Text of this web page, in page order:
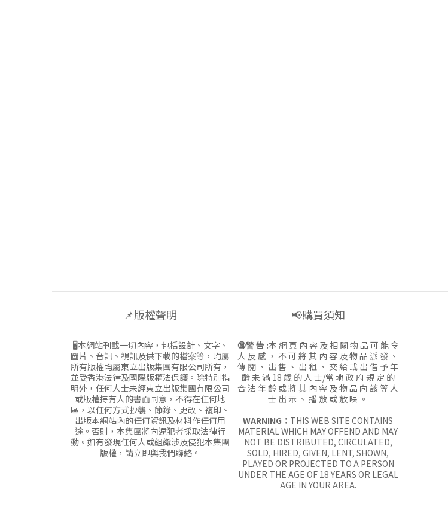
📌版權聲明
🖥本網站刊載一切內容，包括設計、文字、
圖片、音訊、視訊及供下載的檔案等，均屬
所有版權均屬東立出版集團有限公司所有，
並受香港法律及國際版權法保護。除特別指
明外，任何人士未經東立出版集團有限公司
或版權持有人的書面同意，不得在任何地
區，以任何方式抄襲、節錄、更改、複印、
出版本網站內的任何資訊及材料作任何用
途。否則，本集團將向違犯者採取法律行
動。如有發現任何人或組織涉及侵犯本集團
版權，請立即與我們聯絡。
📢購買須知
🔞警 告 :本 網 頁 內 容 及 相 關 物 品 可 能 令
人 反 感 ， 不 可 將 其 內 容 及 物 品 派 發 、
傳 閱 、 出 售 、 出 租 、 交 給 或 出 借 予 年
齡 未 滿 18 歲 的 人 士/當 地 政 府 規 定 的
合 法 年 齡 或 將 其 內 容 及 物 品 向 該 等 人
士 出 示 、 播 放 或 放 映 。
WARNING： THIS WEB SITE CONTAINS
MATERIAL WHICH MAY OFFEND AND MAY
NOT BE DISTRIBUTED, CIRCULATED,
SOLD, HIRED, GIVEN, LENT, SHOWN,
PLAYED OR PROJECTED TO A PERSON
UNDER THE AGE OF 18 YEARS OR LEGAL
AGE IN YOUR AREA.